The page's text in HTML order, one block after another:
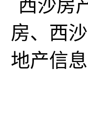
西沙房
房、西
地产信